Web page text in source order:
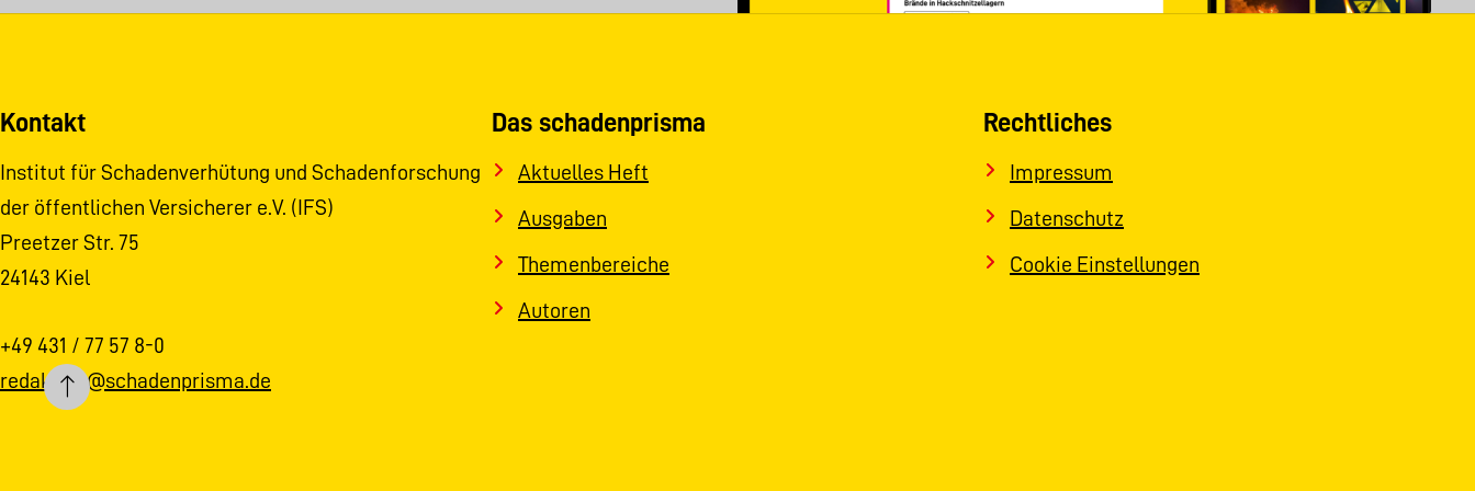
Kontakt
Institut für Schadenverhütung und Schadenforschung
der öffentlichen Versicherer e.V. (IFS)
Preetzer Str. 75
24143 Kiel
+49 431 / 77 57 8-0
redaktion@schadenprisma.de
Das schadenprisma
Aktuelles Heft
Ausgaben
Themenbereiche
Autoren
Rechtliches
Impressum
Datenschutz
Cookie Einstellungen